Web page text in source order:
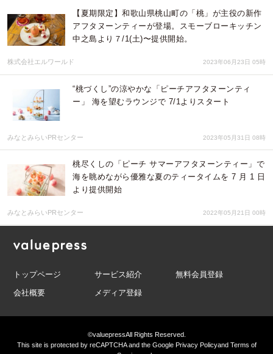
【夏期限定】和歌山県桃山町の「桃」が主役の新作
アフタヌーンティーが登場。スモーブローキッチン
中之島より７/1(土)〜提供開始。
株式会社エルワールド 2023年06月23日 05時
“桃づくし”の涼やかな「ピーチアフタヌーンティ
ー」 海を望むラウンジで 7/1よりスタート
みなとみらいPRセンター 2023年05月31日 08時
桃尽くしの「ピーチ サマーアフタヌーンティー」で
海を眺めながら優雅な夏のティータイムを 7 月 1 日
より提供開始
みなとみらいPRセンター 2022年05月21日 00時
トップページ サービス紹介
無料会員登録
会社概要
メディア登録
©valuepressAll Rights Reserved.
This site is protected by reCAPTCHA and the GooglePrivacy PolicyandTerms of